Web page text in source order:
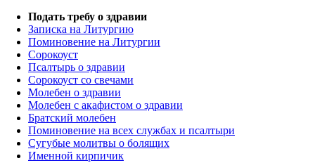
Подать требу о здравии
Записка на Литургию
Поминовение на Литургии
Сорокоуст
Псалтырь о здравии
Сорокоуст со свечами
Молебен о здравии
Молебен с акафистом о здравии
Братский молебен
Поминовение на всех службах и псалтыри
Сугубые молитвы о болящих
Именной кирпичик